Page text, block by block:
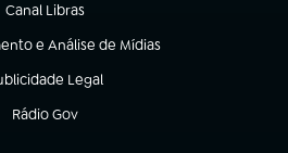
Canal Libras
(abre em nova aba)
e Análise de Mídias
aba)
Legal
em nova aba)
Rádio Gov
(abre em nova aba)